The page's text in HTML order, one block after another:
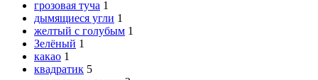
грозовая туча 1
дымящиеся угли 1
желтый с голубым 1
Зелёный 1
какао 1
квадратик 5